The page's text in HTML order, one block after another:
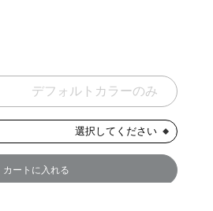
選択してください
カートに入れる